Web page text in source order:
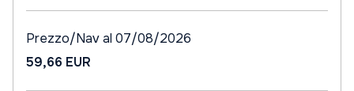
Prezzo/Nav al 07/08/2026
59,66 EUR